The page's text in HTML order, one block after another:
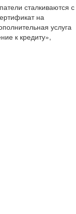
сталкиваются с
на
услуга
к кредиту»,